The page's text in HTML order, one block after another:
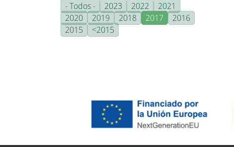
- Todos -
2023 2022
2021
2020
2019 2018 2017
2016
2015
<2015